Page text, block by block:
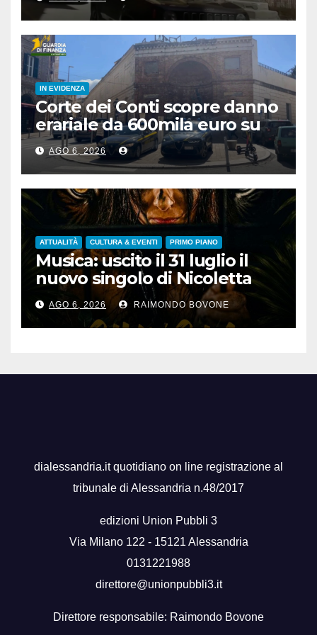
IN EVIDENZA
Corte dei Conti scopre danno
erariale da 600mila euro su
depuratori in Calabria
AGO 6, 2026
ATTUALITÀ CULTURA & EVENTI PRIMO PIANO
Musica: uscito il 31 luglio il
nuovo singolo di Nicoletta
Pedrini, ‘Giungla’
AGO 6, 2026 RAIMONDO BOVONE
dialessandria.it quotidiano on line registrazione al
tribunale di Alessandria n.48/2017
edizioni Union Pubbli 3
Via Milano 122 - 15121 Alessandria
0131221988
direttore@unionpubbli3.it
Direttore responsabile: Raimondo Bovone